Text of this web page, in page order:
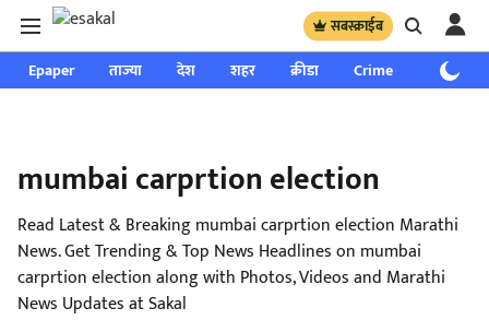
सबस्क्राईब
Epaper ताज्या देश शहर क्रीडा Crime साप्ताहिक
mumbai carprtion election
Read Latest & Breaking mumbai carprtion election Marathi
News. Get Trending & Top News Headlines on mumbai
carprtion election along with Photos, Videos and Marathi
News Updates at Sakal